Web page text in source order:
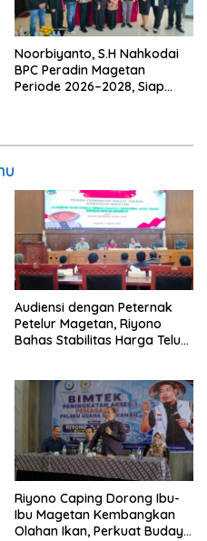
Noorbiyanto, S.H Nahkodai
BPC Peradin Magetan
Periode 2026–2028, Siap
Audiensi dengan Peternak
Petelur Magetan, Riyono
Bahas Stabilitas Harga Telur
Riyono Caping Dorong Ibu-
Ibu Magetan Kembangkan
Olahan Ikan, Perkuat Budaya